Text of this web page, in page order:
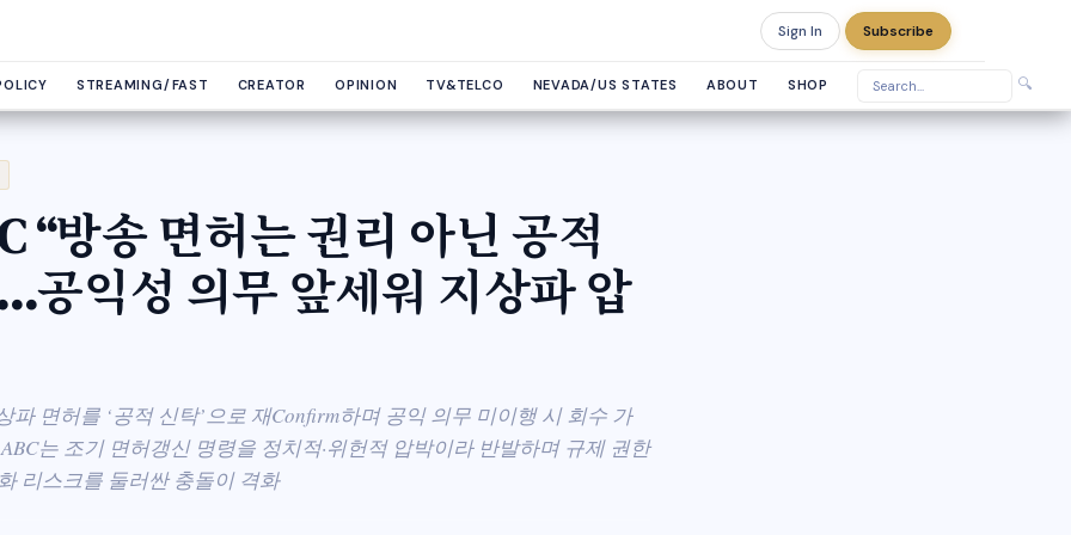
Sign In Subscribe
STREAMING/FAST CREATOR OPINION TV&TELCO NEVADA/US STATES ABOUT SHOP 🔍
“방송 면허는 권리 아닌 공적
공익성 의무 앞세워 지상파 압
파 면허를 ‘공적 신탁’으로 재Confirm하며 공익 의무 미이행 시 회수 가
는 조기 면허갱신 명령을 정치적·위헌적 압박이라 반발하며 규제 권한
리스크를 둘러싼 충돌이 격화